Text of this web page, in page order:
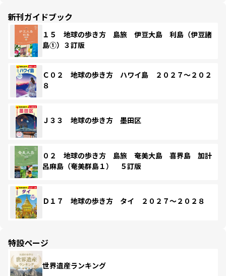
新刊ガイドブック
１５ 地球の歩き方 島旅 伊豆大島 利島（伊豆諸
島①）３訂版
Ｃ０２ 地球の歩き方 ハワイ島 ２０２７～２０２
８
Ｊ３３ 地球の歩き方 墨田区
０２ 地球の歩き方 島旅 奄美大島 喜界島 加計
呂麻島（奄美群島１） ５訂版
Ｄ１７ 地球の歩き方 タイ ２０２７～２０２８
特設ページ
世界遺産ランキング